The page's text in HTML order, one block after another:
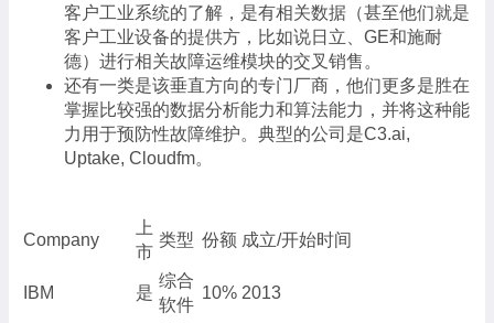
客户工业系统的了解，是有相关数据（甚至他们就是
客户工业设备的提供方，比如说日立、GE和施耐
德）进行相关故障运维模块的交叉销售。
还有一类是该垂直方向的专门厂商，他们更多是胜在
掌握比较强的数据分析能力和算法能力，并将这种能
力用于预防性故障维护。典型的公司是C3.ai,
Uptake, Cloudfm。
Company
上
市
类型 份额 成立/开始时间
IBM 是
综合
软件
10% 2013